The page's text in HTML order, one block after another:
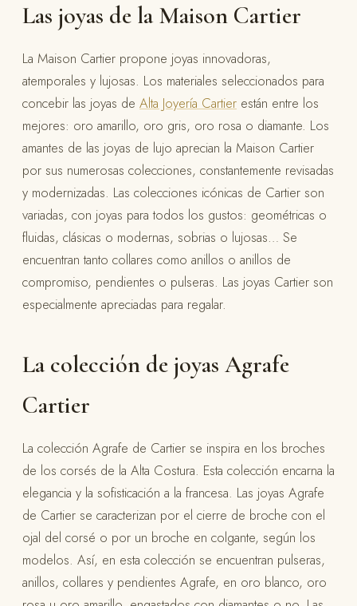
Las joyas de la Maison Cartier
La Maison Cartier propone joyas innovadoras,
atemporales y lujosas. Los materiales seleccionados para
concebir las joyas de Alta Joyería Cartier están entre los
mejores: oro amarillo, oro gris, oro rosa o diamante. Los
amantes de las joyas de lujo aprecian la Maison Cartier
por sus numerosas colecciones, constantemente revisadas
y modernizadas. Las colecciones icónicas de Cartier son
variadas, con joyas para todos los gustos: geométricas o
fluidas, clásicas o modernas, sobrias o lujosas… Se
encuentran tanto collares como anillos o anillos de
compromiso, pendientes o pulseras. Las joyas Cartier son
especialmente apreciadas para regalar.
La colección de joyas Agrafe
Cartier
La colección Agrafe de Cartier se inspira en los broches
de los corsés de la Alta Costura. Esta colección encarna la
elegancia y la sofisticación a la francesa. Las joyas Agrafe
de Cartier se caracterizan por el cierre de broche con el
ojal del corsé o por un broche en colgante, según los
modelos. Así, en esta colección se encuentran pulseras,
anillos, collares y pendientes Agrafe, en oro blanco, oro